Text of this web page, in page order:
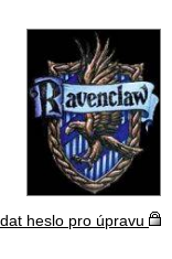
heslo pro úpravu